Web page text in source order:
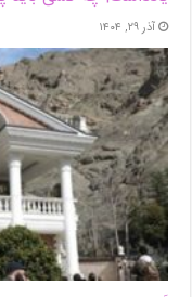
آذر ۲۹, ۱۴۰۴